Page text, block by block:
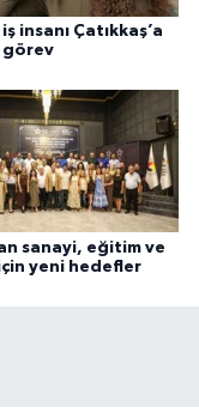
insanı Çatıkkaş’a
görev
sanayi, eğitim ve
yeni hedefler